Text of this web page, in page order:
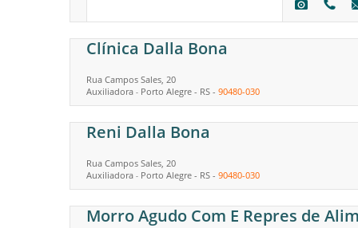
Clínica Dalla Bona
Rua Campos Sales, 20
Auxiliadora - Porto Alegre - RS - 90480-030
Reni Dalla Bona
Rua Campos Sales, 20
Auxiliadora - Porto Alegre - RS - 90480-030
Morro Agudo Com E Repres de